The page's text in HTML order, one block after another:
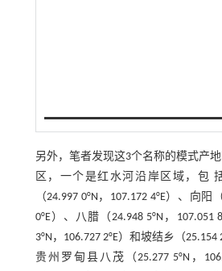
另外，笔者发现这3个名称的模式产
区，一个是红水河沿岸区域，包
（24.997 0°N，107.172 4°E）、向阳
0°E）、八腊（24.948 5°N，107.051
3°N，106.727 2°E）和坡结乡（25.154
贵州罗甸县八茂（25.277 5°N，